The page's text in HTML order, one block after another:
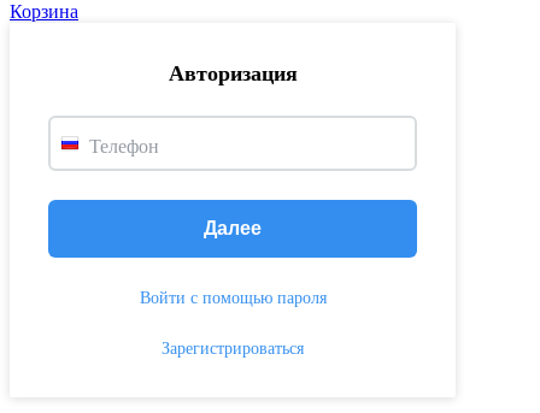
Корзина
Авторизация
Телефон
Далее
Войти с помощью пароля
Зарегистрироваться